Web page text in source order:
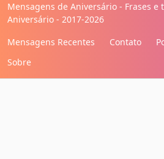
Mensagens de Aniversário - Frases e
Aniversário - 2017-2026
Mensagens Recentes
Contato
Sobre